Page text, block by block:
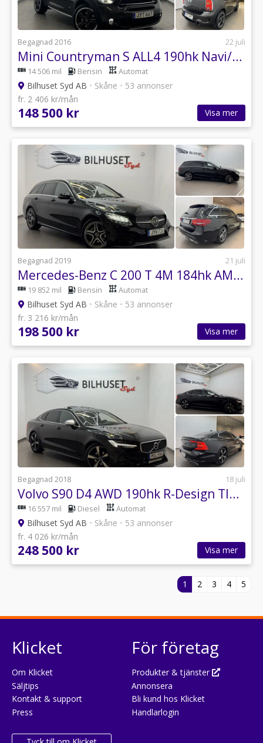
Begagnad 2016 22 juli
Mini Countryman S ALL4 190hk Navi/Krok/Läder/Nyservad
14 506 mil Bensin Automat
Bilhuset Syd AB • Skåne • 53 annonser
fr. 2 406 kr/mån
148 500 kr Visa mer
Begagnad 2019 21 juli
Mercedes-Benz C 200 T 4M 184hk AMG Värmare/Läder/Kamera MOMSBIL
19 852 mil Bensin Automat
Bilhuset Syd AB • Skåne • 53 annonser
fr. 3 216 kr/mån
198 500 kr Visa mer
Begagnad 2018 18 juli
Volvo S90 D4 AWD 190hk R-Design Tlucka/Värmare/Navi/Carplay/Ny Kamrem
16 557 mil Diesel Automat
Bilhuset Syd AB • Skåne • 53 annonser
fr. 4 026 kr/mån
248 500 kr Visa mer
1 2 3 4 5
Klicket
Om Klicket
Säljtips
Kontakt & support
Press
För företag
Produkter & tjänster
Annonsera
Bli kund hos Klicket
Handlarlogin